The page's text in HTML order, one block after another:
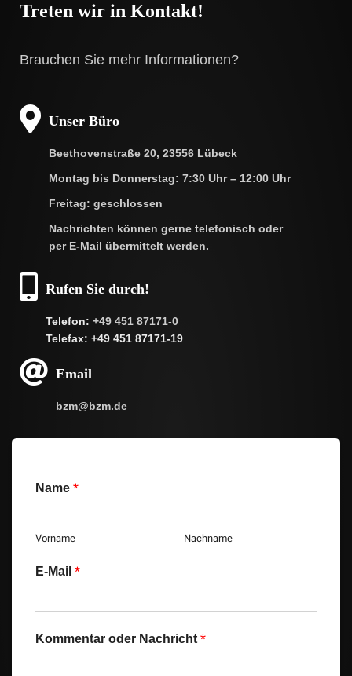
Treten wir in Kontakt!
Brauchen Sie mehr Informationen?
Unser Büro
Beethovenstraße 20, 23556 Lübeck
Montag bis Donnerstag: 7:30 Uhr – 12:00 Uhr
Freitag: geschlossen
Nachrichten können gerne telefonisch oder
per E-Mail übermittelt werden.
Rufen Sie durch!
Telefon: +49 451 87171-0
Telefax: +49 451 87171-19
Email
bzm@bzm.de
Name *
Vorname Nachname
E-Mail *
Kommentar oder Nachricht *